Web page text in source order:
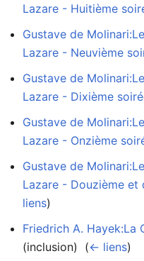
Lazare - Huitième
Gustave de
Lazare - Neuvième
Gustave de
Lazare - Dixième
Gustave de
Lazare - Onzième
Gustave de
Lazare - Douzième et
liens)
Friedrich A.
(inclusion) ‎ (← liens)